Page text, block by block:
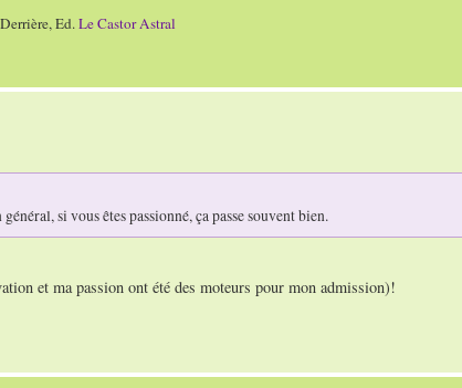
Ed.Le Castor Astral
si vous êtes passionné, ça passe souvent bien.
et ma passion ont été des moteurs pour mon admission)!